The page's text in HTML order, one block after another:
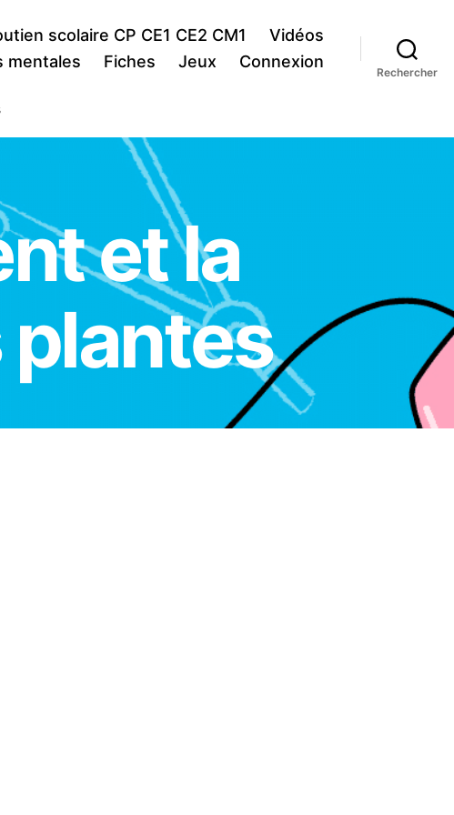
scolaire CP CE1 CE2 CM1
Vidéos
mentales
Fiches Jeux Connexion
Rechercher
et la